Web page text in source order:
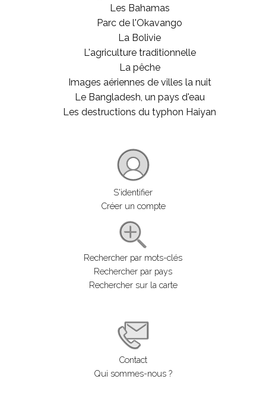
Les Bahamas
Parc de l'Okavango
La Bolivie
L'agriculture traditionnelle
La pêche
Images aériennes de villes la nuit
Le Bangladesh, un pays d'eau
Les destructions du typhon Haiyan
S'identifier
Créer un compte
Rechercher par mots-clés
Rechercher par pays
Rechercher sur la carte
Contact
Qui sommes-nous ?